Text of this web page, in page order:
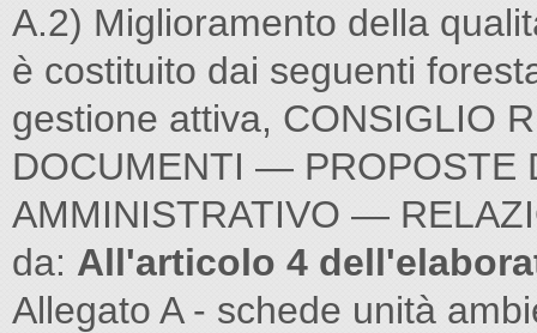
A.2) Miglioramento della
è costituito dai seguenti
gestione attiva, CONSIGLIO
DOCUMENTI — PROPOSTE
AMMINISTRATIVO —
da: All'articolo 4
Allegato A - schede unità